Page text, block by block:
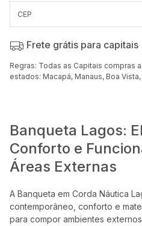
Frete grátis para capitais
Regras: Todas as Capitais compras
estados: Macapá, Manaus, Boa Vista,
Banqueta Lagos:
Conforto e
Áreas Externas
A Banqueta em Corda Náutica
contemporâneo, conforto e
para compor ambientes